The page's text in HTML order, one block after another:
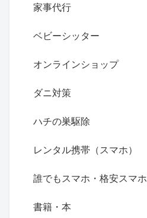
家事代行
ベビーシッター
オンラインショップ
ダニ対策
ハチの巣駆除
レンタル携帯（スマホ）
誰でもスマホ・格安スマホ
書籍・本